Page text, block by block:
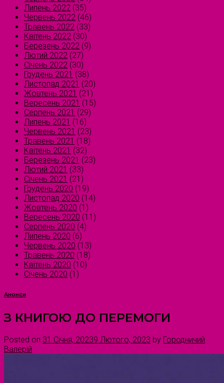
Липень 2022 (35)
Червень 2022 (46)
Травень 2022 (33)
Квітень 2022 (30)
Березень 2022 (9)
Лютий 2022 (27)
Січень 2022 (30)
Грудень 2021 (38)
Листопад 2021 (20)
Жовтень 2021 (21)
Вересень 2021 (15)
Серпень 2021 (29)
Липень 2021 (16)
Червень 2021 (23)
Травень 2021 (18)
Квітень 2021 (32)
Березень 2021 (23)
Лютий 2021 (33)
Січень 2021 (21)
Грудень 2020 (19)
Листопад 2020 (14)
Жовтень 2020 (1)
Вересень 2020 (11)
Серпень 2020 (4)
Липень 2020 (6)
Червень 2020 (13)
Травень 2020 (18)
Квітень 2020 (10)
Січень 2020 (1)
Анонси
З КНИГОЮ ДО ПЕРЕМОГИ
Posted on 31 Січня, 20239 Лютого, 2023 by Городничий
Валерій